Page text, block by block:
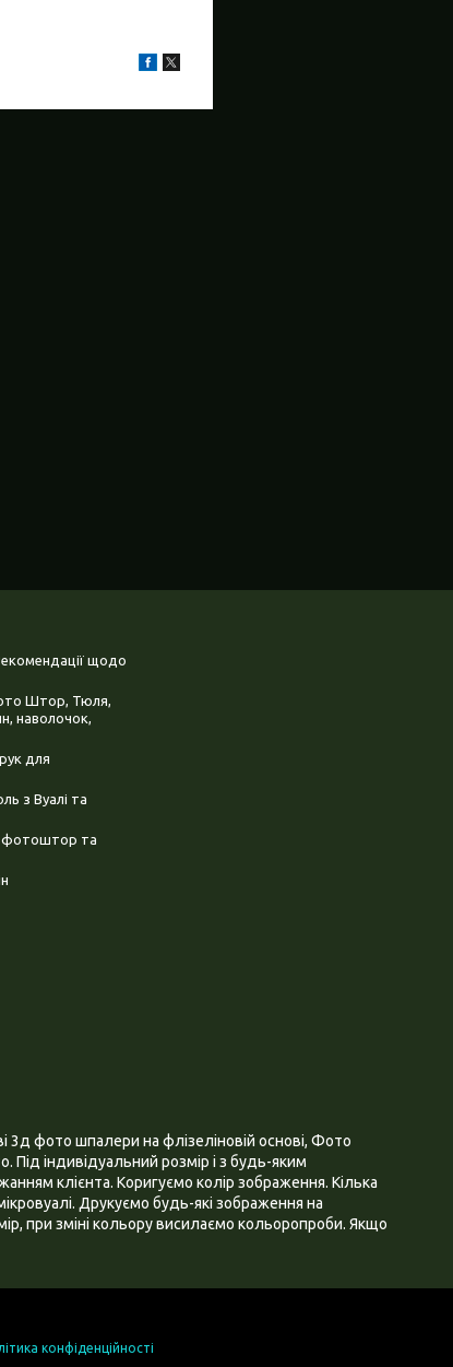
щодо
Штор, Тюля,
наволочок,
для
з Вуалі та
фотоштор та
фото шпалери на флізеліновій основі, Фото
індивідуальний розмір і з будь-яким
клієнта. Коригуємо колір зображення. Кілька
Друкуємо будь-які зображення на
при зміні кольору висилаємо кольоропроби. Якщо
конфіденційності